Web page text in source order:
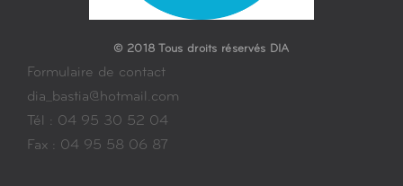
© 2018 Tous droits réservés DIA
Formulaire de contact
dia_bastia@hotmail.com
Tél : 04 95 30 52 04
Fax : 04 95 58 06 87